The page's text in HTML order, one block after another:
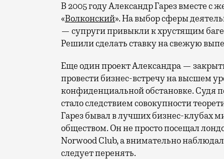
В 2005 году Александр Гарез вместе с
«Волконский». На выбор сферы
— супруги привыкли к хрустящим
Решили сделать ставку на свежую
Еще один проект Александра —
провести бизнес-встречу на высшем
конфиденциальной обстановке. Судя
стало следствием совокупности
Гарез бывал в лучших бизнес-клубах
обществом. Он не просто посещал
Norwood Club, а внимательно
следует перенять.